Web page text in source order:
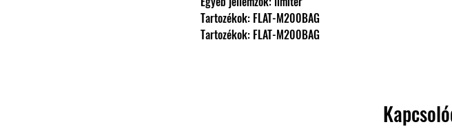
                Tartozékok: FLAT-M200BAG
                Tartozékok: FLAT-M200BAG